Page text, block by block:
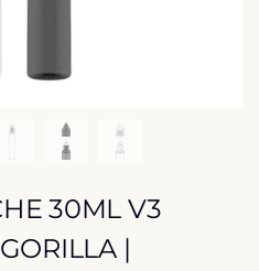
30ML V3
|